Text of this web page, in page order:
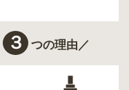
３ つの理由／